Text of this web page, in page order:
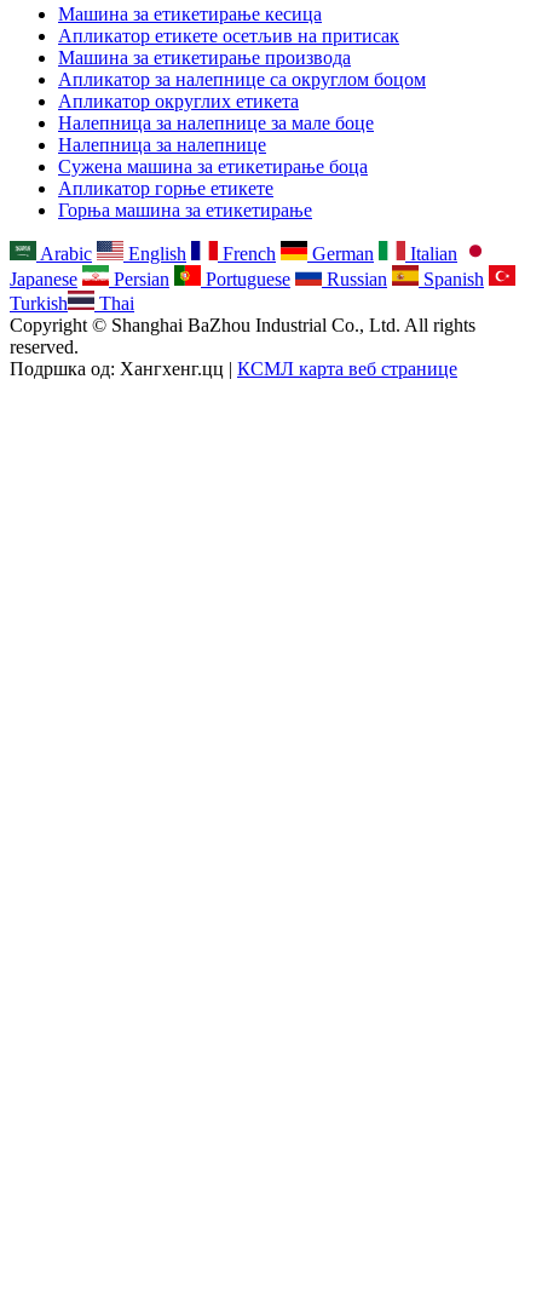
Машина за етикетирање кесица
Апликатор етикете осетљив на притисак
Машина за етикетирање производа
Апликатор за налепнице са округлом боцом
Апликатор округлих етикета
Налепница за налепнице за мале боце
Налепница за налепнице
Сужена машина за етикетирање боца
Апликатор горње етикете
Горња машина за етикетирање
Arabic English French German
Italian
Japanese
Persian Portuguese Russian
Spanish
Turkish
Thai
Copyright © Shanghai BaZhou Industrial Co., Ltd. All rights
reserved.
Подршка од: Хангхенг.цц | КСМЛ карта веб странице